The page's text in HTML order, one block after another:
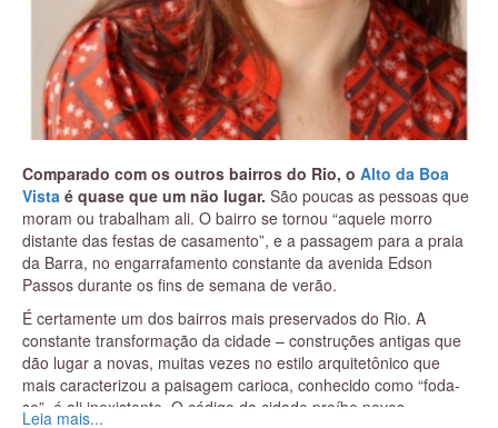
Comparado com os outros bairros do Rio, o Alto da Boa
Vista é quase que um não lugar. São poucas as pessoas que
moram ou trabalham ali. O bairro se tornou “aquele morro
distante das festas de casamento”, e a passagem para a praia
da Barra, no engarrafamento constante da avenida Edson
Passos durante os fins de semana de verão.
É certamente um dos bairros mais preservados do Rio. A
constante transformação da cidade – construções antigas que
dão lugar a novas, muitas vezes no estilo arquitetônico que
mais caracterizou a paisagem carioca, conhecido como “foda-
se”, é ali inexistente. O código da cidade proíbe novos
Leia mais...